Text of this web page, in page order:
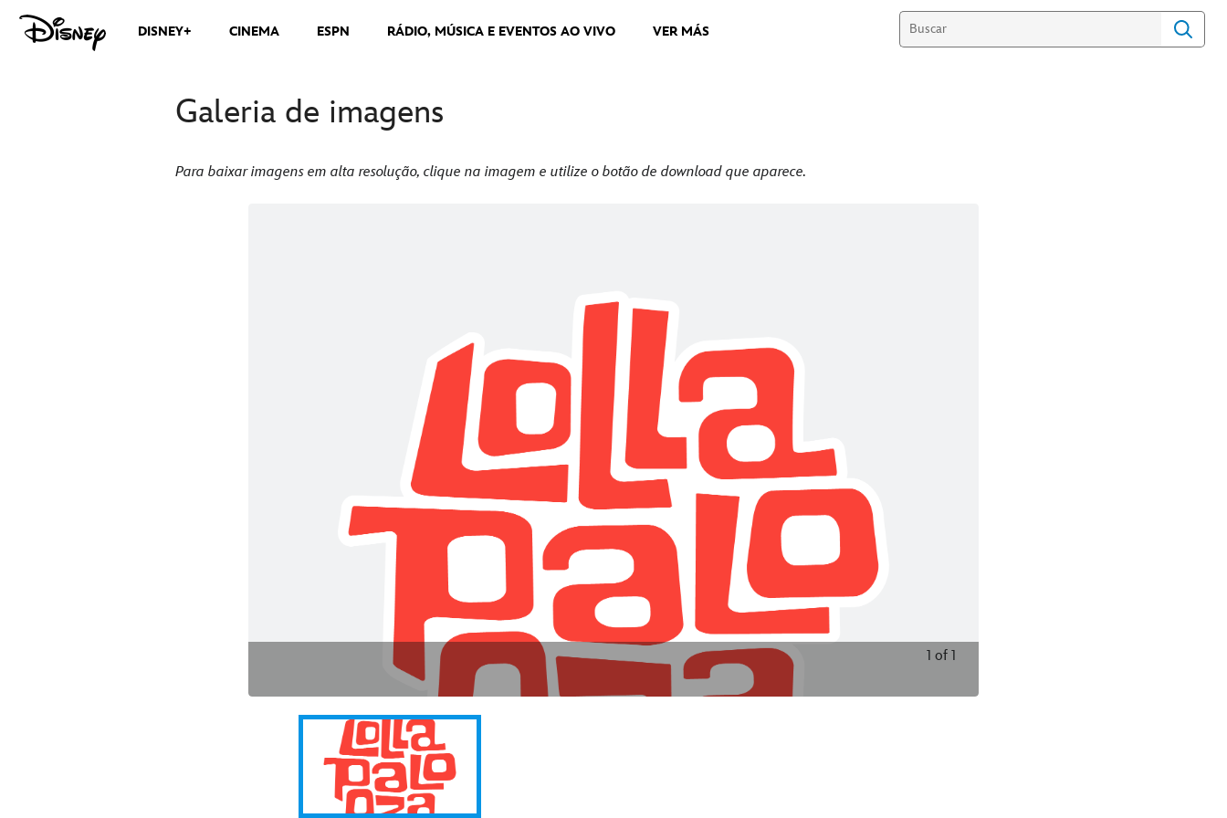
DISNEY+ CINEMA ESPN RÁDIO, MÚSICA E EVENTOS AO VIVO VER MÁS
Galeria de imagens
Para baixar imagens em alta resolução, clique na imagem e utilize o botão de download que aparece.
1 of 1